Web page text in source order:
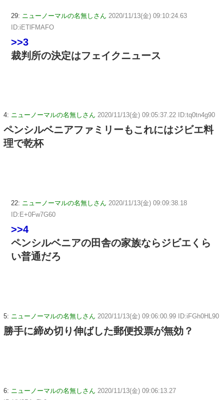
29: ニューノーマルの名無しさん 2020/11/13(金) 09:10:24.63
ID:iETlFMAFO
>>3
裁判所の決定はフェイクニュース
4: ニューノーマルの名無しさん 2020/11/13(金) 09:05:37.22 ID:tq0tn4g90
ペンシルベニアファミリーもこれにはジビエ料
理で乾杯
22: ニューノーマルの名無しさん 2020/11/13(金) 09:09:38.18
ID:E+0Fw7G60
>>4
ペンシルベニアの田舎の家族ならジビエくら
い普通だろ
5: ニューノーマルの名無しさん 2020/11/13(金) 09:06:00.99 ID:iFGh0HL90
勝手に締め切り伸ばした郵便投票が無効？
6: ニューノーマルの名無しさん 2020/11/13(金) 09:06:13.27